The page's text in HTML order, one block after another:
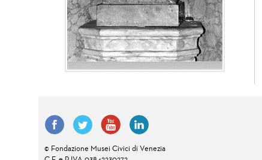
© Fondazione Musei Civici di Venezia